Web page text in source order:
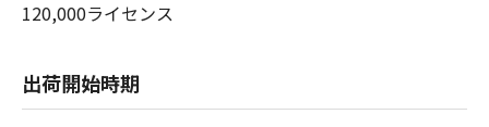
120,000ライセンス
出荷開始時期